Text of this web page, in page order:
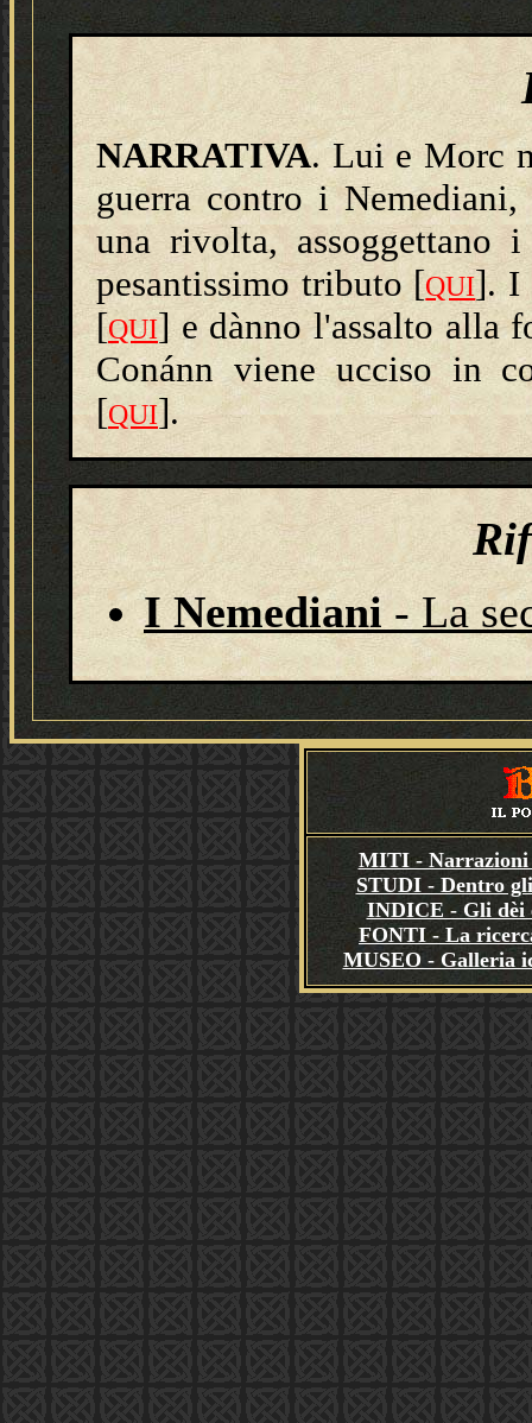
NARRATIVA. Lui e Morc
guerra contro i
una rivolta, assoggettano
pesantissimo tributo [QUI]. I
[QUI] e dànno l'assalto alla
Conánn viene ucciso in
[QUI].
I Nemediani- La
MITI - Narrazioni
STUDI - Dentro
INDICE - Gli dèi
FONTI - La
MUSEO - Galleria